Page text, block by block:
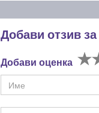
Добави отзив за
Добави оценка